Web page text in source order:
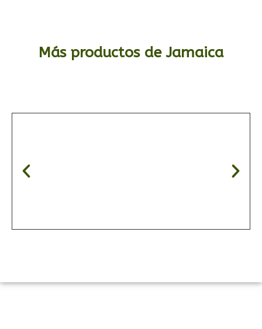
Más productos de Jamaica